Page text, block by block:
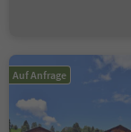
Auf Anfrage